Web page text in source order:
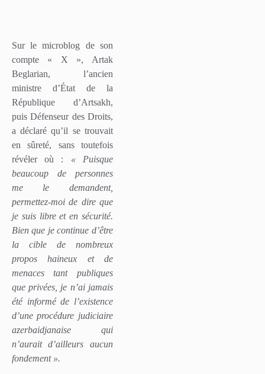
Sur le microblog de son
compte « X », Artak
Beglarian, l’ancien
ministre d’État de la
République d’Artsakh,
puis Défenseur des Droits,
a déclaré qu’il se trouvait
en sûreté, sans toutefois
révéler où : « Puisque
beaucoup de personnes
me le demandent,
permettez-moi de dire que
je suis libre et en sécurité.
Bien que je continue d’être
la cible de nombreux
propos haineux et de
menaces tant publiques
que privées, je n’ai jamais
été informé de l’existence
d’une procédure judiciaire
azerbaidjanaise qui
n’aurait d’ailleurs aucun
fondement ».